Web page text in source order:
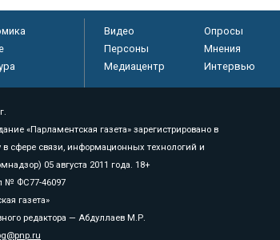
Видео Опросы
Персоны
Мнения
Медиацентр
Интервью
«Парламентская газета» зарегистрировано в
сфере связи, информационных технологий и
05 августа 2011 года. 18+
№ ФС77-46097
газета»
редактора — Абдуллаев М.Р.